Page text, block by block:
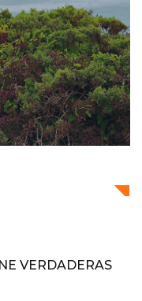
VERDADERAS